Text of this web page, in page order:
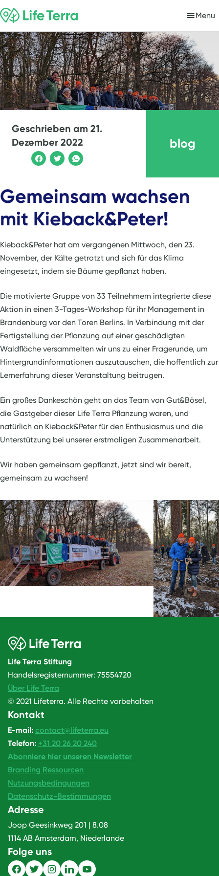
Menu
Geschrieben am 21.
Dezember 2022
blog
Gemeinsam wachsen
mit Kieback&Peter!
Kieback&Peter hat am vergangenen Mittwoch, den 23.
November, der Kälte getrotzt und sich für das Klima
eingesetzt, indem sie Bäume gepflanzt haben.
Die motivierte Gruppe von 33 Teilnehmern integrierte diese
Aktion in einen 3-Tages-Workshop für ihr Management in
Brandenburg vor den Toren Berlins. In Verbindung mit der
Fertigstellung der Pflanzung auf einer geschädigten
Waldfläche versammelten wir uns zu einer Fragerunde, um
Hintergrundinformationen auszutauschen, die hoffentlich zur
Lernerfahrung dieser Veranstaltung beitrugen.
Ein großes Dankeschön geht an das Team von Gut&Bösel,
die Gastgeber dieser Life Terra Pflanzung waren, und
natürlich an Kieback&Peter für den Enthusiasmus und die
Unterstützung bei unserer erstmaligen Zusammenarbeit.
Wir haben gemeinsam gepflanzt, jetzt sind wir bereit,
gemeinsam zu wachsen!
Life Terra Stiftung
Handelsregisternummer: 75554720
Über Life Terra
© 2021 Lifeterra. Alle Rechte vorbehalten
Kontakt
E-mail: contact@lifeterra.eu
Telefon: +31 20 26 20 240
Abonniere hier unseren Newsletter
Branding Ressourcen
Nutzungsbedingungen
Datenschutz-Bestimmungen
Adresse
Joop Geesinkweg 201 | 8.08
1114 AB Amsterdam, Niederlande
Folge uns